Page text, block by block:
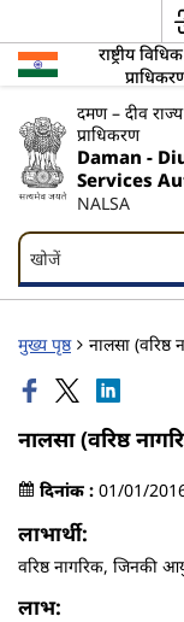
राष्ट्रीय
दमण – दीव
प्राधिकरण
Daman -
Services
NALSA
खोजें
खोजें
मुख्य पृष्ठ नालसा
नालसा (वरिष्ठ
दिनांक : 01/01/
लाभार्थी:
वरिष्ठ नागरिक, जिनकी
लाभ: